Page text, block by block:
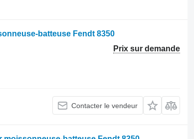
batteuse Fendt 8350
Prix sur demande
Contacter le vendeur